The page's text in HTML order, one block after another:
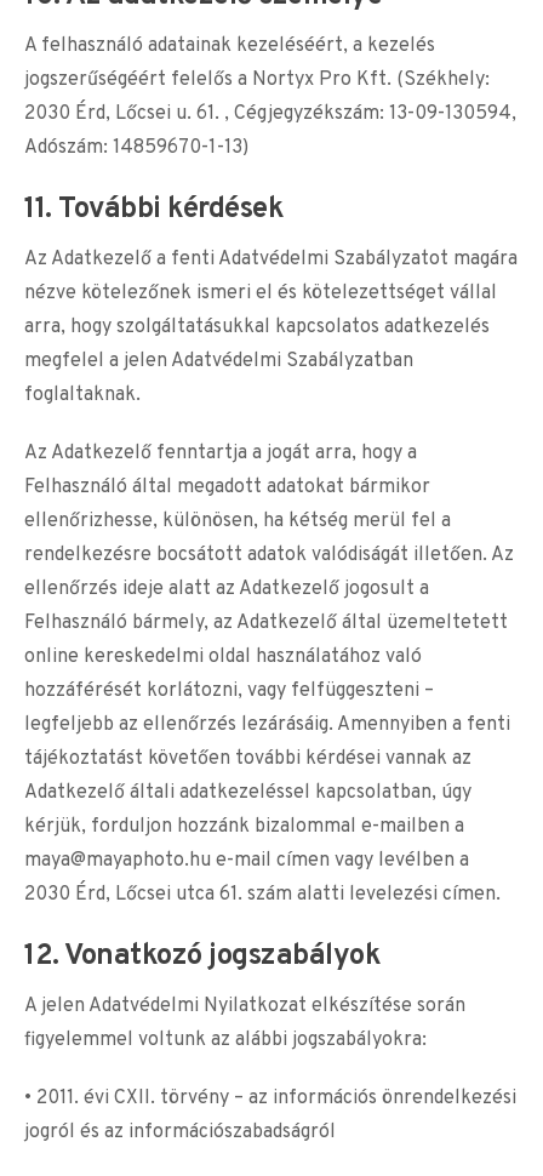
A felhasználó adatainak kezeléséért, a kezelés
jogszerűségéért felelős a Nortyx Pro Kft. (Székhely:
2030 Érd, Lőcsei u. 61. , Cégjegyzékszám: 13-09-130594,
Adószám: 14859670-1-13)
11. További kérdések
Az Adatkezelő a fenti Adatvédelmi Szabályzatot magára
nézve kötelezőnek ismeri el és kötelezettséget vállal
arra, hogy szolgáltatásukkal kapcsolatos adatkezelés
megfelel a jelen Adatvédelmi Szabályzatban
foglaltaknak.
Az Adatkezelő fenntartja a jogát arra, hogy a
Felhasználó által megadott adatokat bármikor
ellenőrizhesse, különösen, ha kétség merül fel a
rendelkezésre bocsátott adatok valódiságát illetően. Az
ellenőrzés ideje alatt az Adatkezelő jogosult a
Felhasználó bármely, az Adatkezelő által üzemeltetett
online kereskedelmi oldal használatához való
hozzáférését korlátozni, vagy felfüggeszteni –
legfeljebb az ellenőrzés lezárásáig. Amennyiben a fenti
tájékoztatást követően további kérdései vannak az
Adatkezelő általi adatkezeléssel kapcsolatban, úgy
kérjük, forduljon hozzánk bizalommal e-mailben a
maya@mayaphoto.hu e-mail címen vagy levélben a
2030 Érd, Lőcsei utca 61. szám alatti levelezési címen.
12. Vonatkozó jogszabályok
A jelen Adatvédelmi Nyilatkozat elkészítése során
figyelemmel voltunk az alábbi jogszabályokra:
• 2011. évi CXII. törvény – az információs önrendelkezési
jogról és az információszabadságról